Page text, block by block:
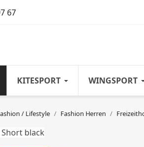
67
KITESPORT WINGSPORT
/ Lifestyle Fashion Herren